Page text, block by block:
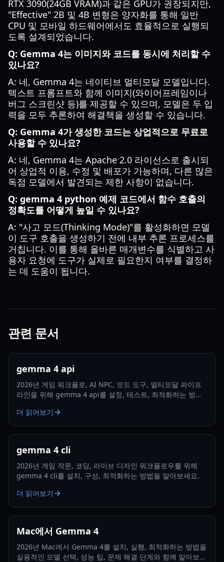
RTX 3090(24GB VRAM)과 같은 GPU가 권장되지만,
"Effective" 2B 및 4B 변형은 양자화를 통해 일반
CPU 및 모바일 하드웨어에서도 효율적으로 실행되
도록 설계되었습니다.
Q: Gemma 4는 이미지와 코드를 동시에 처리할 수
있나요?
A: 네, Gemma 4는 네이티브 멀티모달 모델입니다.
텍스트 프롬프트와 함께 이미지(와이어프레임이나
버그 스크린샷 등)를 제공할 수 있으며, 모델은 두 입
력을 모두 추론하여 해결책을 생성할 수 있습니다.
Q: Gemma 4가 생성한 코드는 상업적으로 무료로
사용할 수 있나요?
A: 네, Gemma 4는 Apache 2.0 라이선스로 출시되
어 상업적 이용, 수정 및 배포가 가능하며, 다른 많은
독점 모델에서 발견되는 제한 사항이 없습니다.
Q: gemma 4 python 예제 코드에서 함수 호출의
정확도를 어떻게 높일 수 있나요?
A: "사고 모드(Thinking Mode)"를 활성화하면 모델
이 도구 호출을 생성하기 전에 내부 추론 프로세스를
거칩니다. 이를 통해 올바른 매개변수를 식별하고 사
용자 요청에 도구가 실제로 필요한지 여부를 결정하
는 데 도움이 됩니다.
관련 문서
gemma 4 api
2026년 게임 워크플로, AI NPC, 모드 도구, 멀티모달 파이프
라인을 위해 gemma 4 api를 설정, 테스트, 최적화하는 방법
더 읽어보기
gemma 4 cli
2026년 게임 작문, 코딩, 라이브 디자인 워크플로우를 위해
gemma 4 cli를 설치, 구성, 최적화하는 방법을 알아보세요.
더 읽어보기
Mac에서 Gemma 4
2026년 Mac에서 Gemma 4를 설치, 실행, 최적화하는 방법을
실용적인 모델 선택, 성능 팁, 문제 해결 단계와 함께 알아보세